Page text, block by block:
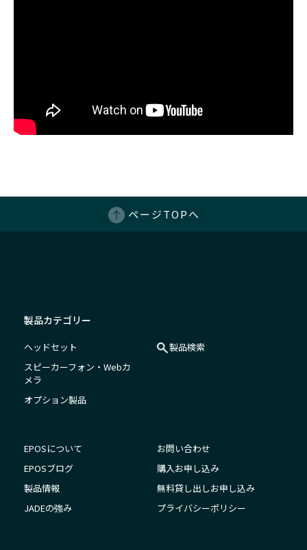
ページTOPへ
製品カテゴリー
ヘッドセット
スピーカーフォン・Webカ
メラ
オプション製品
製品検索
EPOSについて
EPOSブログ
製品情報
JADEの強み
お問い合わせ
購入お申し込み
無料貸し出しお申し込み
プライバシーポリシー